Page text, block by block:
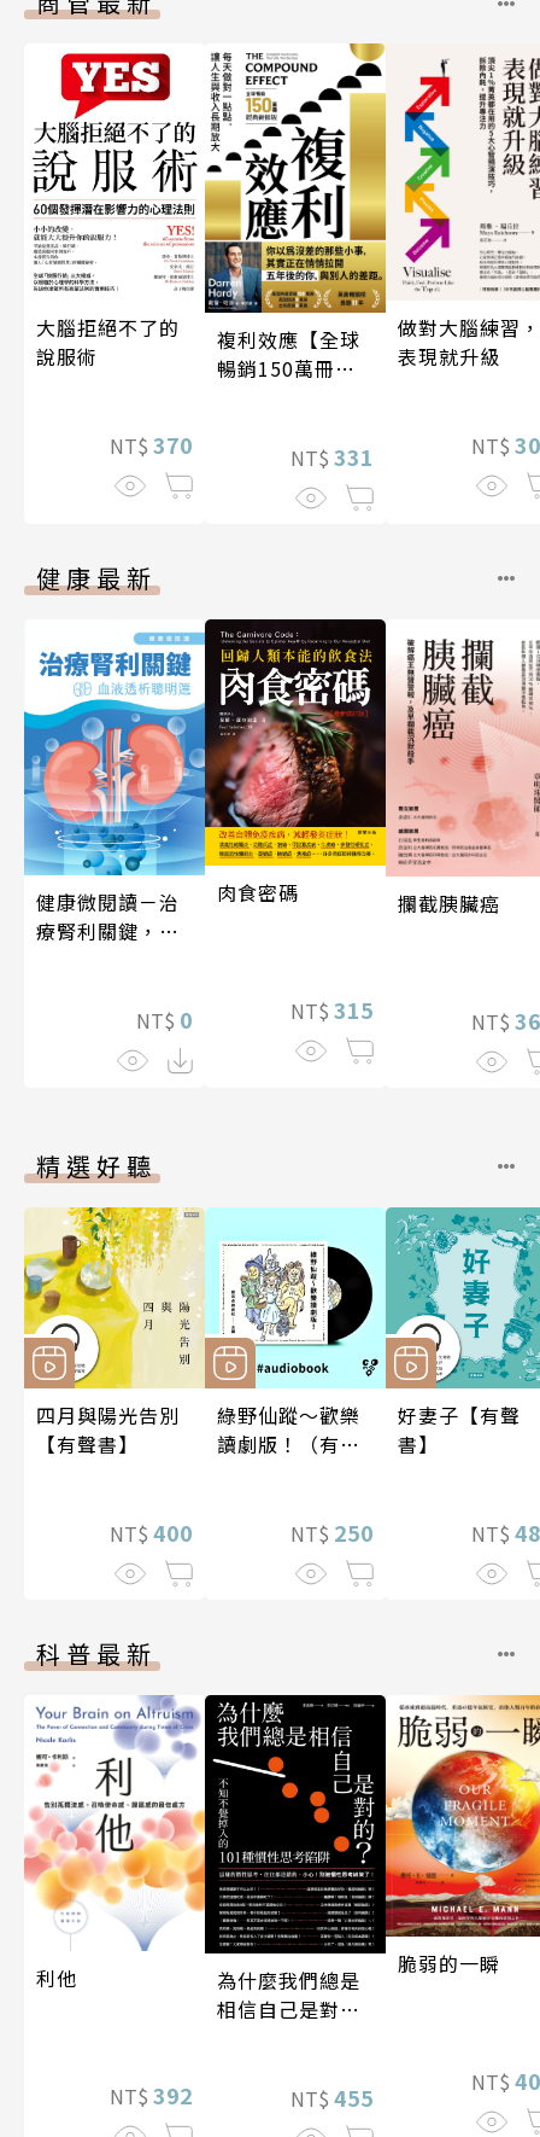
大腦拒絕不了的
說服術
NT$ 370
複利效應【全球
暢銷150萬冊・
NT$ 331
做對大腦練習，
表現就升級
NT$
健康最新
健康微閱讀－治
療腎利關鍵，血
NT$ 0
肉食密碼
NT$ 315
攔截胰臟癌
NT$
精選好聽
四月與陽光告別
【有聲書】
NT$ 400
綠野仙蹤～歡樂
讀劇版！（有聲
NT$ 250
好妻子【有聲
書】
NT$
科普最新
利他
NT$ 392
為什麼我們總是
相信自己是對
NT$ 455
脆弱的一瞬
NT$